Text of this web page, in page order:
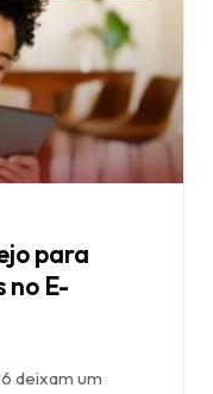
para
no E-
deixam um